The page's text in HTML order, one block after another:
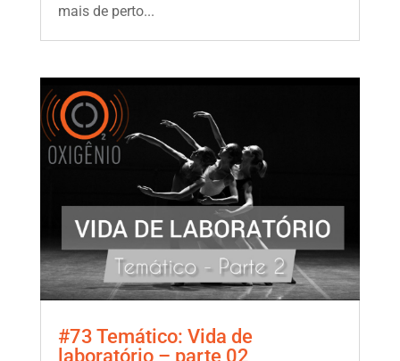
mais de perto...
#73 Temático: Vida de
laboratório – parte 02